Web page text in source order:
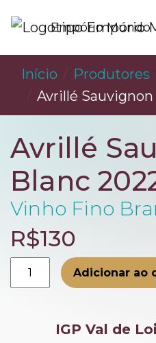
Empório Mundo
Início Produtores
Avrillé
Avrillé
Blanc
Vinho Fino
R$130
Avrillé
Sauvignon
quantidade
Adicionar ao
IGP Val de